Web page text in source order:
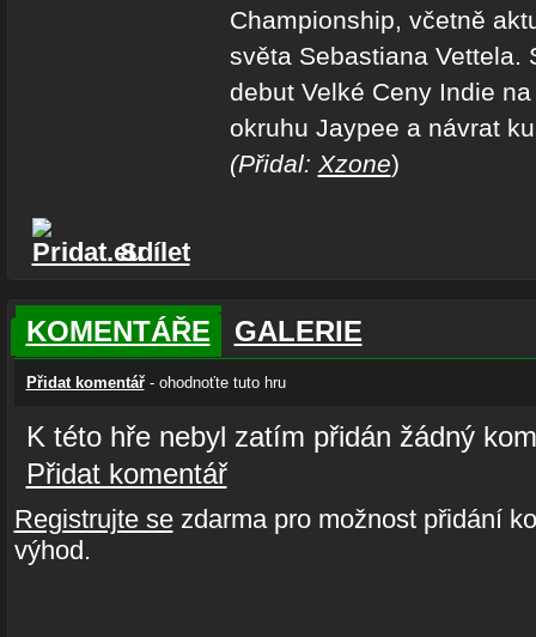
Championship, včetně
světa Sebastiana Vettela.
debut Velké Ceny Indie
okruhu Jaypee a návrat
(Přidal: Xzone)
Sdílet
KOMENTÁŘE GALERIE
Přidat komentář- ohodnoťte tuto hru
K této hře nebyl zatím přidán žádný
Přidat komentář
Registrujte sezdarma pro možnost přidání
výhod.